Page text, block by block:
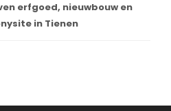
erfgoed, nieuwbouw en
in Tienen